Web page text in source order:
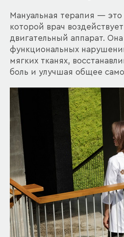
Мануальная терапия —
которой врач
двигательный аппарат.
функциональных
мягких тканях,
боль и улучшая общее